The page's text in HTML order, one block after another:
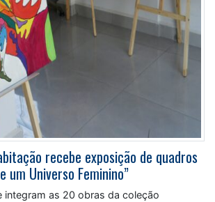
recebe exposição de quadros
um Universo Feminino”
integram as 20 obras da coleção